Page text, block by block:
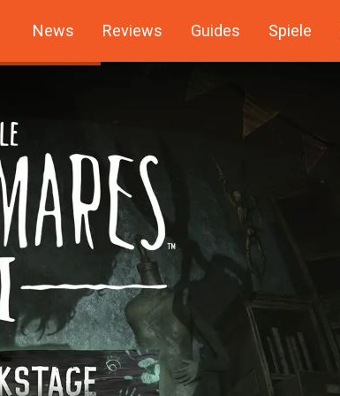
News Reviews Guides Spiele